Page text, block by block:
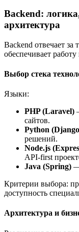
Backend:
архитектура
Backend отвечает за
обеспечивает работу
Выбор стека
Языки:
PHP (Laravel)
сайтов.
Python
решений.
Node.js
API-first
Java (Spring)
Критерии выбора:
доступность
Архитектура и